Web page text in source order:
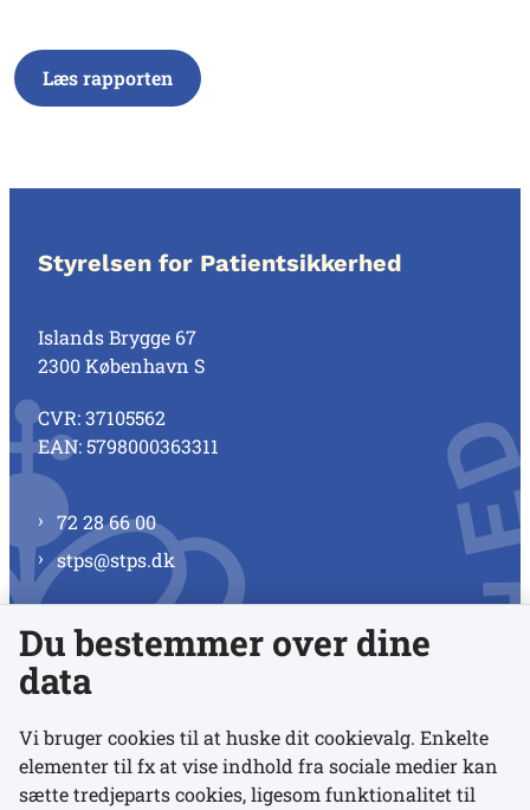
Læs rapporten
Styrelsen for Patientsikkerhed
Islands Brygge 67
2300 København S
CVR: 37105562
EAN: 5798000363311
72 28 66 00
stps@stps.dk
Se alle kontaktnumre
Links
Du bestemmer over dine
data
Vi bruger cookies til at huske dit cookievalg. Enkelte
elementer til fx at vise indhold fra sociale medier kan
sætte tredjeparts cookies, ligesom funktionalitet til